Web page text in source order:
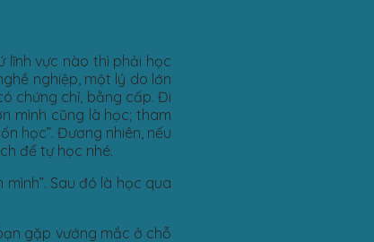
lĩnh vực nào thì phải học
nghiệp, một lý do lớn
chứng chỉ, bằng cấp. Đi
mình cũng là học; tham
học”. Đương nhiên, nếu
để tự học nhé.
Sau đó là học qua
gặp vướng mắc ở chỗ